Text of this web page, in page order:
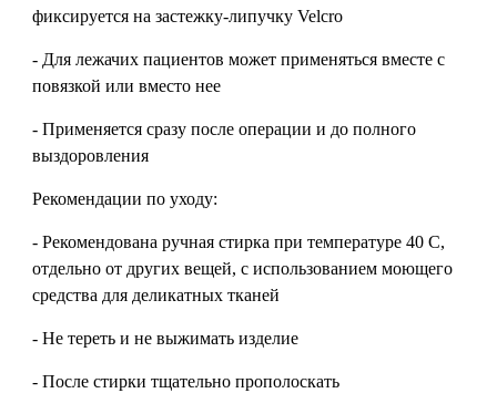
фиксируется на застежку-липучку Velcro
- Для лежачих пациентов может применяться вместе с
повязкой или вместо нее
- Применяется сразу после операции и до полного
выздоровления
Рекомендации по уходу:
- Рекомендована ручная стирка при температуре 40 С,
отдельно от других вещей, с использованием моющего
средства для деликатных тканей
- Не тереть и не выжимать изделие
- После стирки тщательно прополоскать